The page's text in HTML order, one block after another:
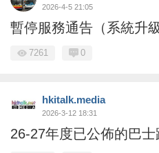
2026-4-5 21:05
暫停服務通告（系統升
7261 0
hkitalk.media
2026-3-12 18:31
26-27年度已公佈的巴